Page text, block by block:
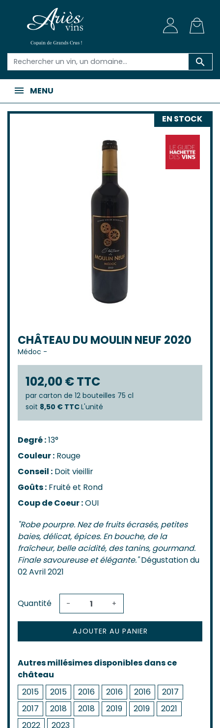

MENU
EN STOCK
CHÂTEAU DU MOULIN NEUF 2020
Médoc -
102,00 € TTC
par carton de 12 bouteilles 75 cl
soit 8,50 € TTCL'unité
Degré :13°
Couleur : Rouge
Conseil : Doit vieillir
Goûts : Fruité et Rond
Coup de Coeur :OUI
"Robe pourpre. Nez de fruits écrasés, petites
baies, délicat, épices. En bouche, de la
fraîcheur, belle acidité, des tanins, gourmand.
Finale savoureuse et élégante."Dégustation du
02 Avril 2021
Quantité - +
AJOUTER AU PANIER
Autres millésimes disponibles dans ce
château
2015
2015 2016 2016 2016
2017
2017
2018 2018 2019 2019
2021
2022
2023